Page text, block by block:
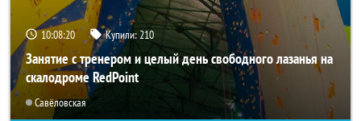
10:08:17 Купили: 210
Занятие с тренером и целый день свободного лазанья на
скалодроме RedPoint
Савёловская